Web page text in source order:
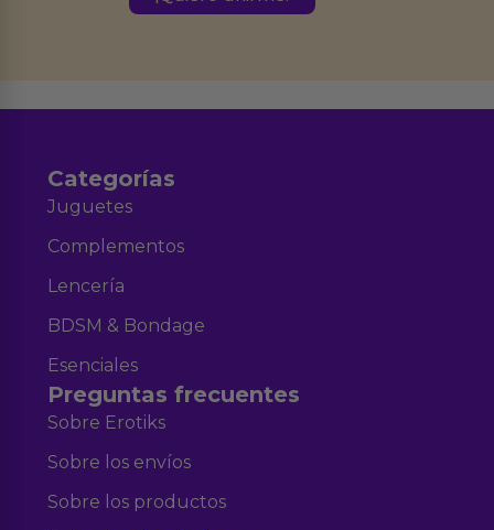
Categorías
Juguetes
Complementos
Lencería
BDSM & Bondage
Esenciales
Preguntas frecuentes
Sobre Erotiks
Sobre los envíos
Sobre los productos